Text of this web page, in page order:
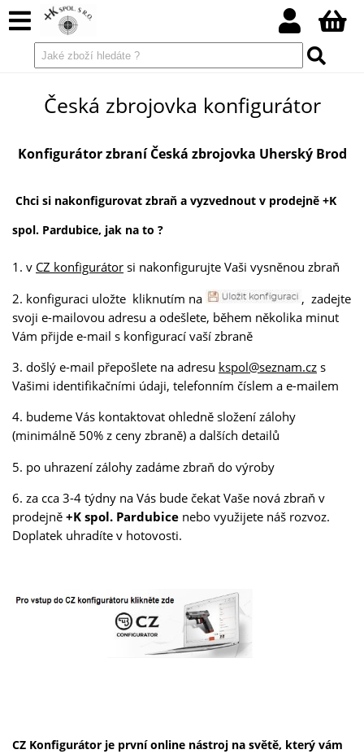
Česká zbrojovka konfigurátor
Konfigurátor zbraní Česká zbrojovka Uherský Brod
Chci si nakonfigurovat zbraň a vyzvednout v prodejně +K
spol. Pardubice, jak na to ?
1. v CZ konfigurátorsi nakonfigurujte Vaši vysněnou zbraň
2. konfiguraci uložte kliknutím na
, zadejte
svoji e-mailovou adresu a odešlete, během několika minut
Vám přijde e-mail s konfigurací vaší zbraně
3. došlý e-mail přepošlete na adresu kspol@seznam.czs
Vašimi identifikačními údaji, telefonním číslem a e-mailem
4. budeme Vás kontaktovat ohledně složení zálohy
(minimálně 50% z ceny zbraně) a dalších detailů
5. po uhrazení zálohy zadáme zbraň do výroby
6. za cca 3-4 týdny na Vás bude čekat Vaše nová zbraň v
prodejně+K spol. Pardubice nebo využijete náš rozvoz.
Doplatek uhradíte v hotovosti.
CZ Konfigurátor je první online nástroj na světě, který vám